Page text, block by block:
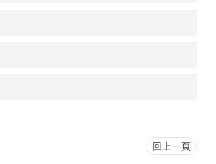
回上一頁